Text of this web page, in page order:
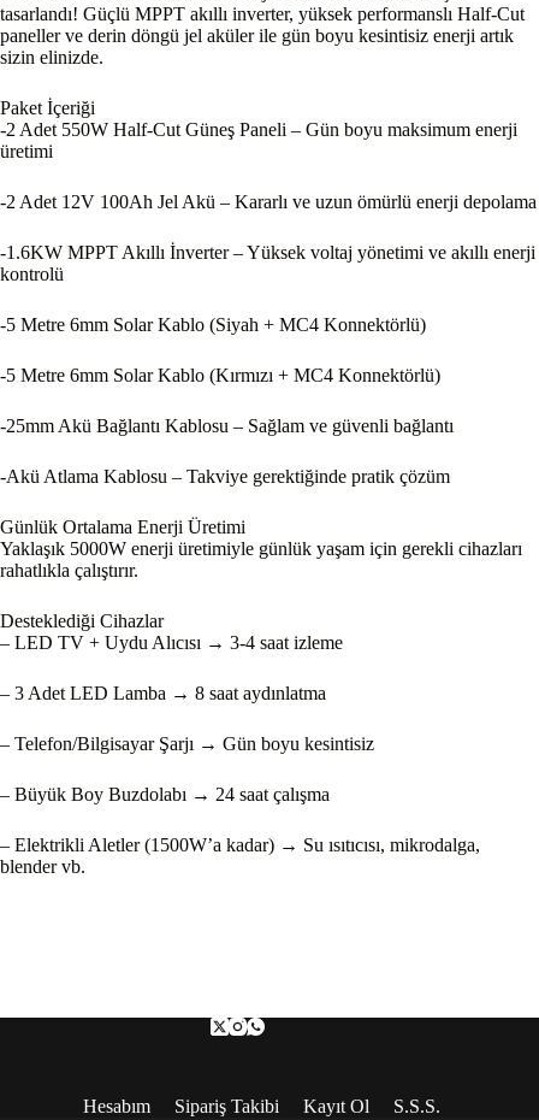
tasarlandı! Güçlü MPPT akıllı inverter, yüksek performanslı Half-Cut
paneller ve derin döngü jel aküler ile gün boyu kesintisiz enerji artık
sizin elinizde.
Paket İçeriği
-2 Adet 550W Half-Cut Güneş Paneli – Gün boyu maksimum enerji
üretimi
-2 Adet 12V 100Ah Jel Akü – Kararlı ve uzun ömürlü enerji depolama
-1.6KW MPPT Akıllı İnverter – Yüksek voltaj yönetimi ve akıllı enerji
kontrolü
-5 Metre 6mm Solar Kablo (Siyah + MC4 Konnektörlü)
-5 Metre 6mm Solar Kablo (Kırmızı + MC4 Konnektörlü)
-25mm Akü Bağlantı Kablosu – Sağlam ve güvenli bağlantı
-Akü Atlama Kablosu – Takviye gerektiğinde pratik çözüm
Günlük Ortalama Enerji Üretimi
Yaklaşık 5000W enerji üretimiyle günlük yaşam için gerekli cihazları
rahatlıkla çalıştırır.
Desteklediği Cihazlar
– LED TV + Uydu Alıcısı → 3-4 saat izleme
– 3 Adet LED Lamba → 8 saat aydınlatma
– Telefon/Bilgisayar Şarjı → Gün boyu kesintisiz
– Büyük Boy Buzdolabı → 24 saat çalışma
– Elektrikli Aletler (1500W’a kadar) → Su ısıtıcısı, mikrodalga,
blender vb.
Hesabım Sipariş Takibi Kayıt Ol S.S.S.